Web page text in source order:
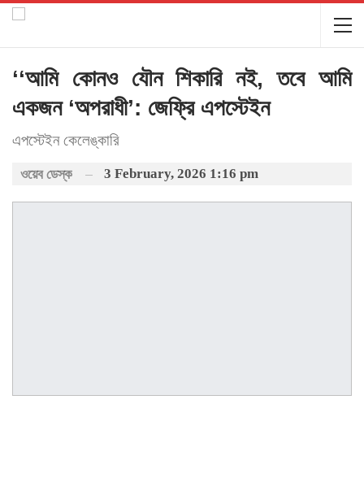
‘‘আমি কোনও যৌন শিকারি নই, তবে আমি
একজন ‘অপরাধী’: জেফ্রি এপস্টেইন
এপস্টেইন কেলেঙ্কারি
ওয়েব ডেস্ক 3 February, 2026 1:16 pm